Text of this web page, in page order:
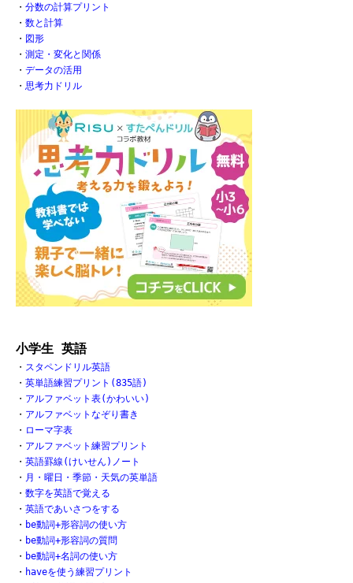
・ 分数の計算プリント
・ 数と計算
・ 図形
・ 測定・変化と関係
・ データの活用
・ 思考力ドリル
小学生 英語
・ スタペンドリル英語
・ 英単語練習プリント(835語)
・ アルファベット表(かわいい)
・ アルファベットなぞり書き
・ ローマ字表
・ アルファベット練習プリント
・ 英語罫線(けいせん)ノート
・ 月・曜日・季節・天気の英単語
・ 数字を英語で覚える
・ 英語であいさつをする
・ be動詞+形容詞の使い方
・ be動詞+形容詞の質問
・ be動詞+名詞の使い方
・ haveを使う練習プリント